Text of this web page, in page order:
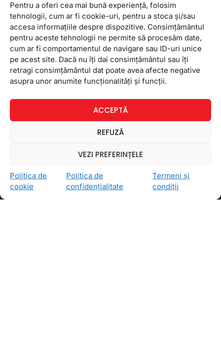
Pentru a oferi cea mai bună experiență, folosim
tehnologii, cum ar fi cookie-uri, pentru a stoca și/sau
accesa informațiile despre dispozitive. Consimțământul
pentru aceste tehnologii ne permite să procesăm date,
cum ar fi comportamentul de navigare sau ID-uri unice
pe acest site. Dacă nu îți dai consimțământul sau îți
retragi consimțământul dat poate avea afecte negative
asupra unor anumite funcționalități și funcții.
ACCEPTĂ
REFUZĂ
VEZI PREFERINȚELE
Politica de
cookie
Politica de
confidențialitate
Termeni și
condiții
fi foarte departe de timpul prezent, dar niciodata
nu e prea devreme pentru a-i invata cum sa fie pe
picioarele lor. Invatati-i
6 iulie 2015 Niciun comentariu
Newsletter